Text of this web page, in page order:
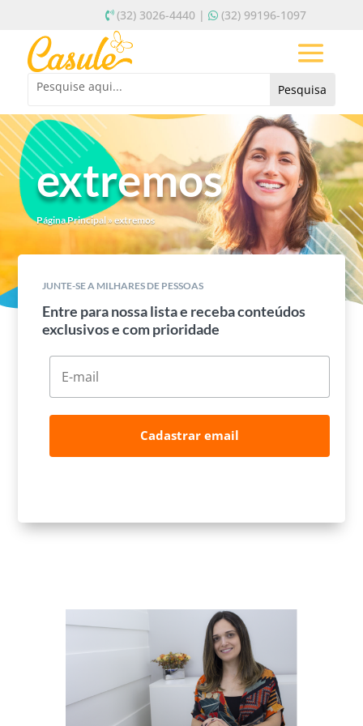
(32) 3026-4440 | (32) 99196-1097
extremos
Página Principal» extremos
JUNTE-SE A MILHARES DE PESSOAS
Entre para nossa lista e receba conteúdos
exclusivos e com prioridade
Cadastrar email